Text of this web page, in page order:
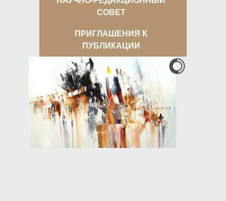
СОВЕТ
ПРИГЛАШЕНИЯ К
ПУБЛИКАЦИИ